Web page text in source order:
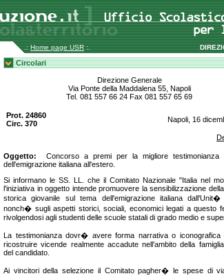
.: Home page USR :.
Circolari
Direzione Generale
Via Ponte della Maddalena 55, Napoli
Tel. 081 557 66 24 Fax 081 557 65 69
Prot. 24860
Circ. 370
Napoli, 16
Oggetto: Concorso a premi per la migliore testimonianza
dell'emigrazione italiana all'estero.
Si informano le SS. LL. che il Comitato Nazionale "Italia nel
l'iniziativa in oggetto intende promuovere la sensibilizzazione
storica giovanile sul tema dell'emigrazione italiana dall'Unit�
nonch� sugli aspetti storici, sociali, economici legati a questo
rivolgendosi agli studenti delle scuole statali di grado medio e
La testimonianza dovr� avere forma narrativa o
ricostruire vicende realmente accadute nell'ambito della
del candidato.
Ai vincitori della selezione il Comitato pagher� le spese di